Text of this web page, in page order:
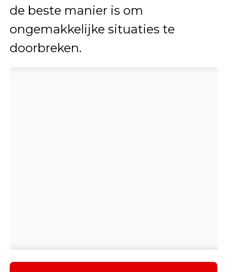
de beste manier is om
ongemakkelijke situaties te
doorbreken.